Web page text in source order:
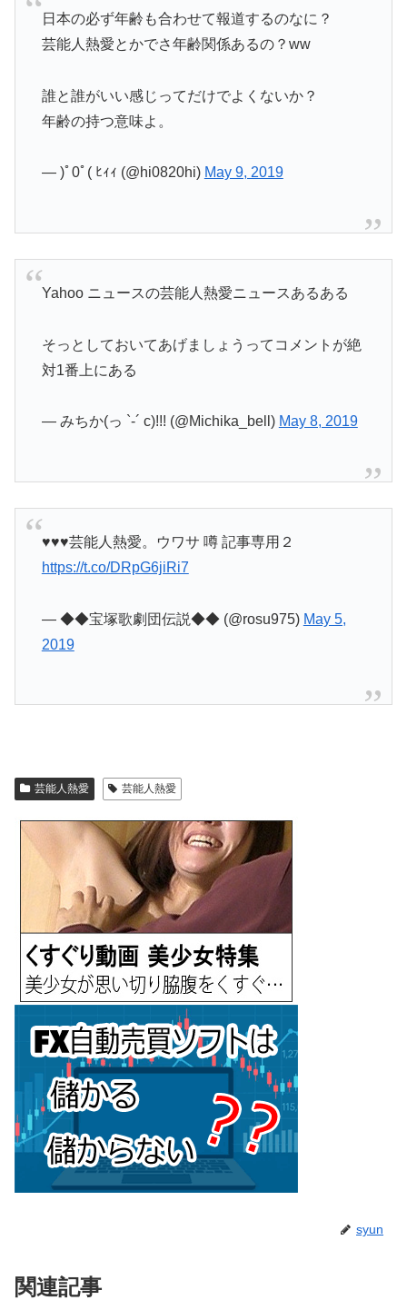
日本の必ず年齢も合わせて報道するのなに？
芸能人熱愛とかでさ年齢関係あるの？ww
誰と誰がいい感じってだけでよくないか？
年齢の持つ意味よ。
— )ﾟ0ﾟ( ﾋｨｨ (@hi0820hi) May 9, 2019
Yahoo ニュースの芸能人熱愛ニュースあるある
そっとしておいてあげましょうってコメントが絶
対1番上にある
— みちか(っ `-´ c)!!! (@Michika_bell) May 8, 2019
♥♥♥芸能人熱愛。ウワサ 噂 記事専用２
https://t.co/DRpG6jiRi7
— ◆◆宝塚歌劇団伝説◆◆ (@rosu975) May 5,
2019
芸能人熱愛 芸能人熱愛
syun
関連記事